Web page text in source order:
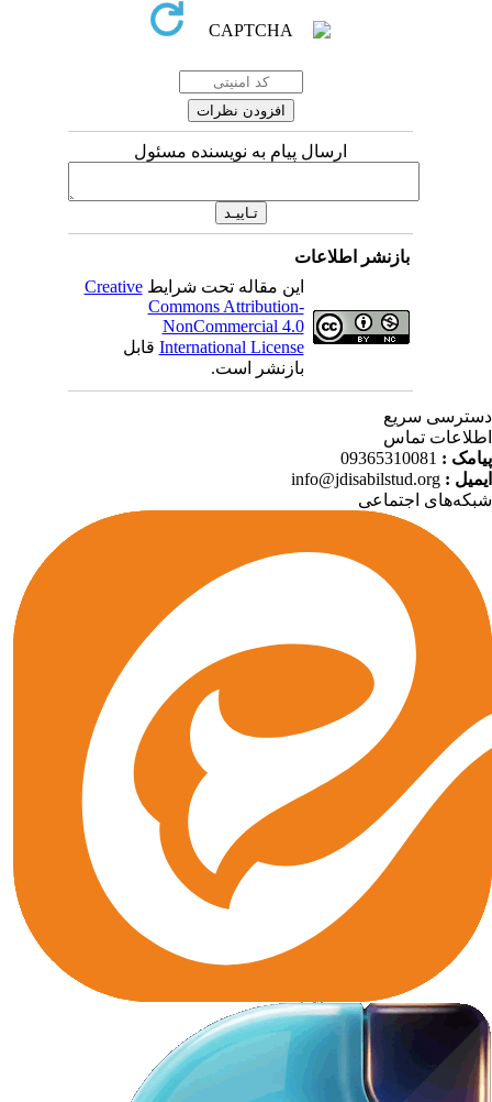
ارسال پیام به نویسنده مسئول
بازنشر اطلاعات
این مقاله تحت شرایطCreative
Commons Attribution-
NonCommercial 4.0
International Licenseقابل
بازنشر است.
سریع
تماس
:
09365310081
:
info@jdisabilstud.org
اجتماعی